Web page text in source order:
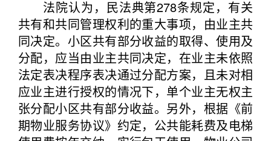
法院认为，民法典第278条规定，有关
共有和共同管理权利的重大事项，由业主共
同决定。小区共有部分收益的取得、使用及
分配，应当由业主共同决定，在业主未依照
法定表决程序表决通过分配方案，且未对相
应业主进行授权的情况下，单个业主无权主
张分配小区共有部分收益。另外，根据《前
期物业服务协议》约定，公共能耗费及电梯